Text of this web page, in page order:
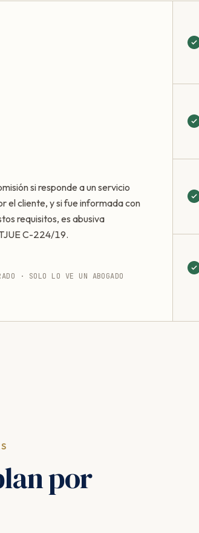
si responde a un servicio
el cliente, y si fue informada con
requisitos, es abusiva
C-224/19.
· SOLO LO VE UN ABOGADO
por